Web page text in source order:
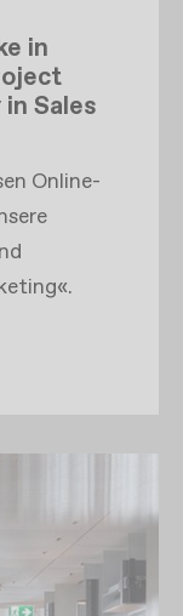
in
Sales
Online-